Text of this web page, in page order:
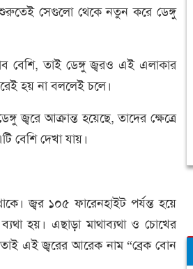
শুরুতেই সেগুলো থেকে নতুন করে ডেঙ্গু
বেশি, তাই ডেঙ্গু জ্বরও এই এলাকার
হয় না বললেই চলে।
জ্বরে আক্রান্ত হয়েছে, তাদের ক্ষেত্রে
বেশি দেখা যায়।
জ্বর ১০৫ ফারেনহাইট পর্যন্ত হয়ে
হয়। এছাড়া মাথাব্যথা ও চোখের
এই জ্বরের আরেক নাম “ব্রেক বোন